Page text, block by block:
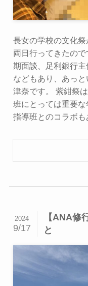
長女の学校の文化祭
両日行ってきたの
期面談、足利銀行
などもあり、あっ
津奈です。 紫紺祭
班にとっては重要
指導班とのコラボも
【ANA修
と
2024
9/17